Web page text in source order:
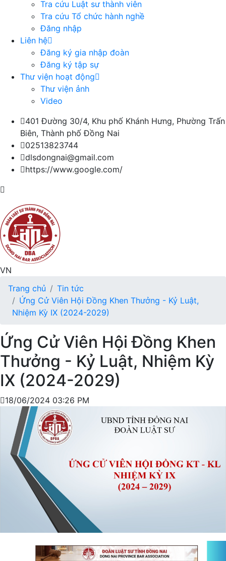
Tra cứu Luật sư thành viên
Tra cứu Tổ chức hành nghề
Đăng nhập
Liên hệ
Đăng ký gia nhập đoàn
Đăng ký tập sự
Thư viện hoạt động
Thư viện ảnh
Video
401 Đường 30/4, Khu phố Khánh Hưng, Phường Trấn
Biên, Thành phố Đồng Nai
02513823744
dlsdongnai@gmail.com
https://www.google.com/
VN
Trang chủ
Tin tức
Ứng Cử Viên Hội Đồng Khen Thưởng - Kỷ Luật,
Nhiệm Kỳ IX (2024-2029)
Ứng Cử Viên Hội Đồng Khen
Thưởng - Kỷ Luật, Nhiệm Kỳ
IX (2024-2029)
18/06/2024 03:26 PM